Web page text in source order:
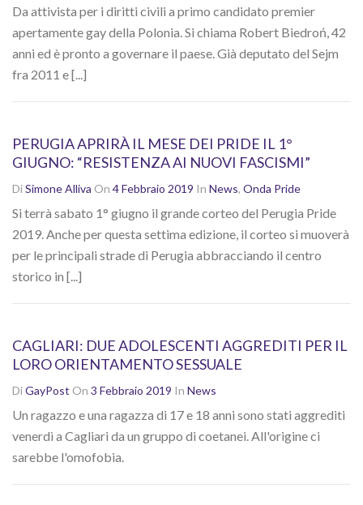
Da attivista per i diritti civili a primo candidato premier
apertamente gay della Polonia. Si chiama Robert Biedroń, 42
anni ed è pronto a governare il paese. Già deputato del Sejm
fra 2011 e [...]
PERUGIA APRIRÀ IL MESE DEI PRIDE IL 1°
GIUGNO: “RESISTENZA AI NUOVI FASCISMI”
DiSimone Alliva On 4 Febbraio 2019 In News, Onda Pride
Si terrà sabato 1° giugno il grande corteo del Perugia Pride
2019. Anche per questa settima edizione, il corteo si muoverà
per le principali strade di Perugia abbracciando il centro
storico in [...]
CAGLIARI: DUE ADOLESCENTI AGGREDITI PER IL
LORO ORIENTAMENTO SESSUALE
DiGayPost On 3 Febbraio 2019 In News
Un ragazzo e una ragazza di 17 e 18 anni sono stati aggrediti
venerdì a Cagliari da un gruppo di coetanei. All'origine ci
sarebbe l'omofobia.